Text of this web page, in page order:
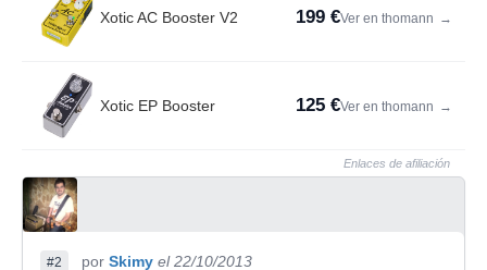
Xotic AC Booster V2 199 €Ver en thomann →
Xotic EP Booster 125 €Ver en thomann →
Enlaces de afiliación
#2 por Skimy el 22/10/2013